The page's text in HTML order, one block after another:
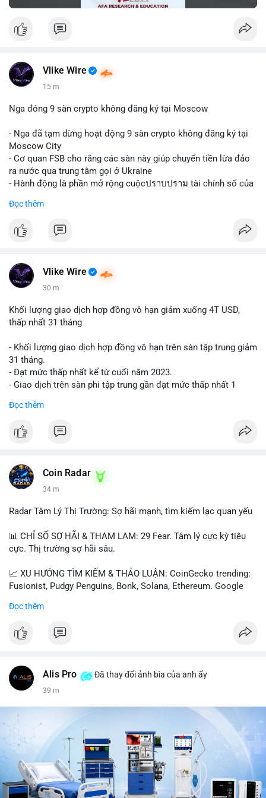
Vlike Wire
15 m
Nga đóng 9 sàn crypto không đăng ký tại Moscow
- Nga đã tạm dừng hoạt động 9 sàn crypto không đăng ký tại
Moscow City
- Cơ quan FSB cho rằng các sàn này giúp chuyển tiền lừa đảo
ra nước qua trung tâm gọi ở Ukraine
- Hành động là phần mở rộng cuộcปราบปราม tài chính số của
📰 Nguồn: Cointelegraph
Đọc thêm
Vlike Wire
30 m
Khối lượng giao dịch hợp đồng vô hạn giảm xuống 4T USD,
thấp nhất 31 tháng
- Khối lượng giao dịch hợp đồng vô hạn trên sàn tập trung giảm
31 tháng.
- Đạt mức thấp nhất kể từ cuối năm 2023.
- Giao dịch trên sàn phi tập trung gần đạt mức thấp nhất 1
#vlikevn #titanbot
Đọc thêm
Coin Radar
34 m
Radar Tâm Lý Thị Trường: Sợ hãi mạnh, tìm kiếm lạc quan yếu
📊 CHỈ SỐ SỢ HÃI & THAM LAM: 29 Fear. Tâm lý cực kỳ tiêu
cực. Thị trường sợ hãi sâu.
📈 XU HƯỚNG TÌM KIẾM & THẢO LUẬN: CoinGecko trending:
Fusionist, Pudgy Penguins, Bonk, Solana, Ethereum. Google
tiêu, vũ khí hạt nhân, đội tuyển Brasil, cúp U20 Châu Á.
UFC 310, Premier League, Champions League, NCAA Football,
MrBeast, Google. Binance Square: nhiều post về lệnh long, lợi
nhuận, $HFT/$SKYAI, $RIVER, $WLD, $ALLO, Top trader 30
💬 DÒNG CHẢY TIN TỨC & TRUYỀN THÔNG: Telegram
CoinTelegraph: Saylor nói Bitcoin không cần rõ ràng, Mỹ cần
rõ ràng; CEX futures volume giảm xuống $4 tỷ trong tháng 7,
thấp nhất từ tháng 12/2023; Prophet Market ra mắt thị trường
dự đoán human vs AI; Trump nói crypto làเรื่อง lớn, người dùng
Đọc thêm
Alis Pro Đã thay đổi ảnh bìa của anh ấy
39 m